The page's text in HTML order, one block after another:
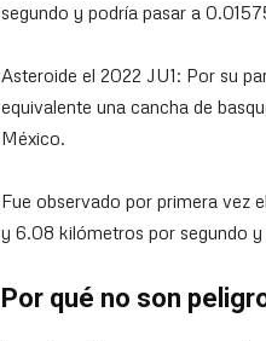
segundo y podría pasar a
Asteroide el 2022 JU1: Por su
equivalente una cancha de
México.
Fue observado por primera vez
y 6.08 kilómetros por segundo
Por qué no son